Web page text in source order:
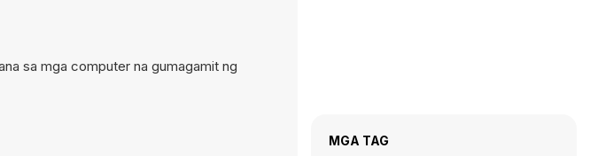
sa mga computer na gumagamit ng
MGA TAG